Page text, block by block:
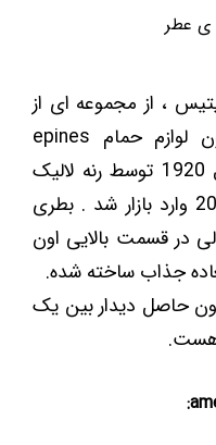
ی عطر
، از مجموعه ای از
اکسسوری های حمام یا همون لوازم حمام epines
(خارها) الهام گرفته شده و سال 1920 توسط رنه لالیک
طراحی شد ودر نهایت سال 2007 وارد بازار شد . بطری
در قسمت بالایی اون
جذاب ساخته شده.
حاصل دیدار بین یک
هست.